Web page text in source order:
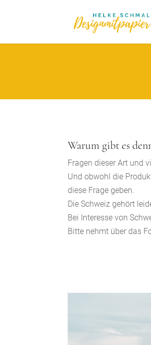
Warum gibt es
Fragen dieser Art und
Und obwohl die
diese Frage geben.
Die Schweiz gehört
Bei Interesse von
Bitte nehmt über das